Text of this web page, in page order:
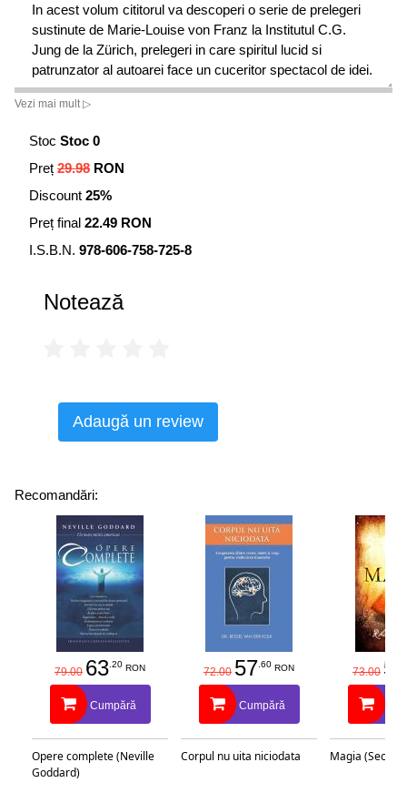
In acest volum cititorul va descoperi o serie de prelegeri
sustinute de Marie-Louise von Franz la Institutul C.G.
Jung de la Zürich, prelegeri in care spiritul lucid si
patrunzator al autoarei face un cuceritor spectacol de idei.
Vezi mai mult ▷
Stoc Stoc 0
Preț 29.98 RON
Discount 25%
Preț final 22.49 RON
I.S.B.N. 978-606-758-725-8
Notează
Adaugă un review
Recomandări:
79.00 63.20 RON
Cumpără
Opere complete (Neville
Goddard)
72.00 57.60 RON
Cumpără
Corpul nu uita niciodata
73.00 58
Magia